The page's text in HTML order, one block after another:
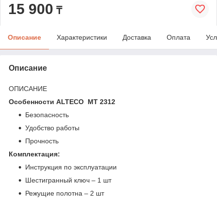
15 900 ₸
Описание Характеристики Доставка Оплата
Описание
ОПИСАНИЕ
Особенности ALTECO MT 2312
Безопасность
Удобство работы
Прочность
Комплектация:
Инструкция по эксплуатации
Шестигранный ключ – 1 шт
Режущие полотна – 2 шт